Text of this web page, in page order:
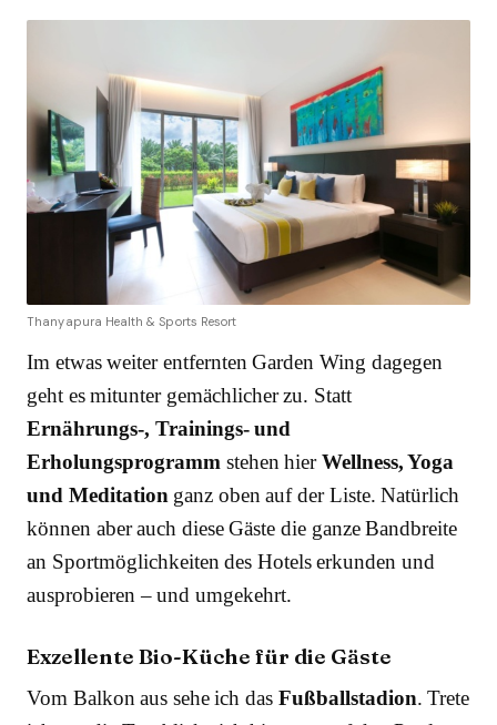
Thanyapura Health & Sports Resort
Im etwas weiter entfernten Garden Wing dagegen
geht es mitunter gemächlicher zu. Statt
Ernährungs-, Trainings- und
Erholungsprogramm stehen hierWellness, Yoga
und Meditation ganz oben auf der Liste. Natürlich
können aber auch diese Gäste die ganze Bandbreite
an Sportmöglichkeiten des Hotels erkunden und
ausprobieren – und umgekehrt.
Exzellente Bio-Küche für die Gäste
Vom Balkon aus sehe ich das Fußballstadion. Trete